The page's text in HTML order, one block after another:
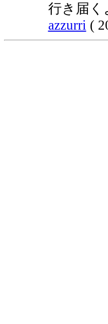
行き届く
azzurri (